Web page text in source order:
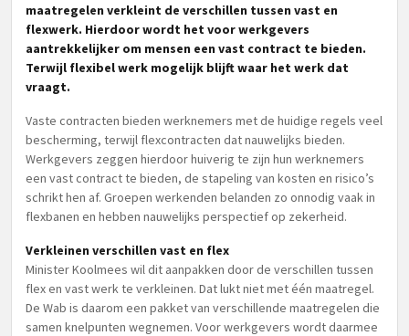
maatregelen verkleint de verschillen tussen vast en
flexwerk. Hierdoor wordt het voor werkgevers
aantrekkelijker om mensen een vast contract te bieden.
Terwijl flexibel werk mogelijk blijft waar het werk dat
vraagt.
Vaste contracten bieden werknemers met de huidige regels veel
bescherming, terwijl flexcontracten dat nauwelijks bieden.
Werkgevers zeggen hierdoor huiverig te zijn hun werknemers
een vast contract te bieden, de stapeling van kosten en risico’s
schrikt hen af. Groepen werkenden belanden zo onnodig vaak in
flexbanen en hebben nauwelijks perspectief op zekerheid.
Verkleinen verschillen vast en flex
Minister Koolmees wil dit aanpakken door de verschillen tussen
flex en vast werk te verkleinen. Dat lukt niet met één maatregel.
De Wab is daarom een pakket van verschillende maatregelen die
samen knelpunten wegnemen. Voor werkgevers wordt daarmee